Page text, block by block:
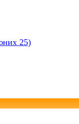
25)